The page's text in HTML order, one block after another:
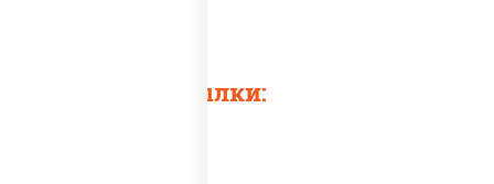
Быстрые ссылки: